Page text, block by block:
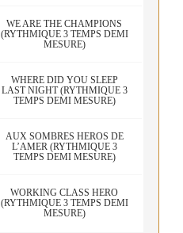
WE ARE THE CHAMPIONS
(RYTHMIQUE 3 TEMPS DEMI
MESURE)
WHERE DID YOU SLEEP
LAST NIGHT (RYTHMIQUE 3
TEMPS DEMI MESURE)
AUX SOMBRES HÉROS DE
L’AMER (RYTHMIQUE 3
TEMPS DEMI MESURE)
WORKING CLASS HERO
(RYTHMIQUE 3 TEMPS DEMI
MESURE)